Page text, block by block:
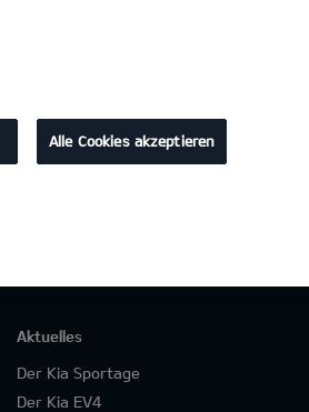
Aktuelles
Der Kia Sportage
Der Kia EV4
Alle Cookies akzeptieren